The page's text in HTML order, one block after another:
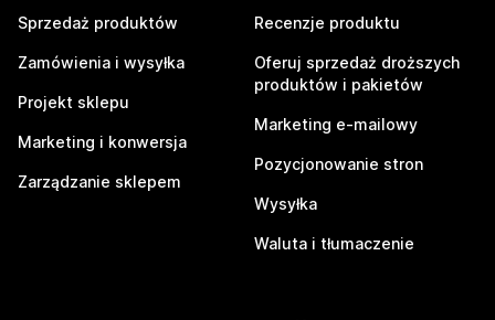
Sprzedaż produktów
Zamówienia i wysyłka
Projekt sklepu
Marketing i konwersja
Zarządzanie sklepem
Recenzje produktu
Oferuj sprzedaż droższych
produktów i pakietów
Marketing e-mailowy
Pozycjonowanie stron
Wysyłka
Waluta i tłumaczenie